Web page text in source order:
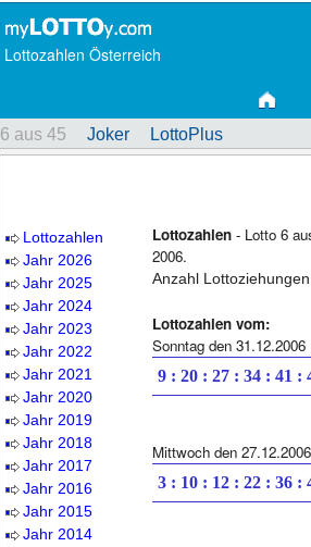
Lottozahlen Österreich
6 aus 45 Joker LottoPlus
Lottozahlen
Jahr 2026
Jahr 2025
Jahr 2024
Jahr 2023
Jahr 2022
Jahr 2021
Jahr 2020
Jahr 2019
Jahr 2018
Jahr 2017
Jahr 2016
Jahr 2015
Jahr 2014
Lottozahlen - Lotto 6
2006.
Anzahl
Lottozahlen vom:
Sonntag den 31.12.2006
9 : 20 : 27 : 34 : 41 :
Mittwoch den 27.12.2006
3 : 10 : 12 : 22 : 36 :